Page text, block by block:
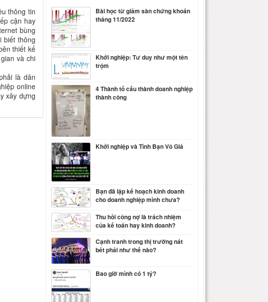
thông tin
cận hay
bùng
biết thông
thiết kế
và chi
là dân
online
xây dựng
Bài học từ giảm sàn chứng khoán
tháng 11/2022
Khởi nghiệp: Tư duy như một tên
trộm
4 Thành tố cấu thành doanh nghiệp
thành công
Khởi nghiệp và Tình Bạn Vô Giá
Bạn đã lập kế hoạch kinh doanh
cho doanh nghiệp mình chưa?
Thu hồi công nợ là trách nhiệm
của kế toán hay kinh doanh?
Cạnh tranh trong thị trường nát
bét phải như thế nào?
Bao giờ mình có 1 tỷ?